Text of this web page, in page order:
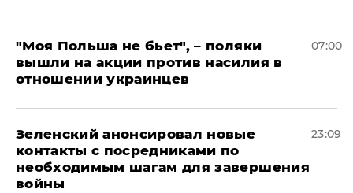
"Моя Польша не бьет", – поляки
вышли на акции против насилия в
отношении украинцев
07:00
Зеленский анонсировал новые
контакты с посредниками по
необходимым шагам для завершения
войны
23:09